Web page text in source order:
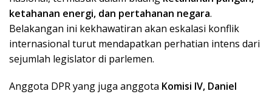
ketahanan energi, dan pertahanan negara.
Belakangan ini kekhawatiran akan eskalasi konflik
internasional turut mendapatkan perhatian intens dari
sejumlah legislator di parlemen.
Anggota DPR yang juga anggota Komisi IV, Daniel